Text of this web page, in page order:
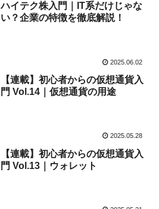
ハイテク株入門｜IT系だけじゃな
い？企業の特徴を徹底解説！
2025.06.02
【連載】初心者からの仮想通貨入
門 Vol.14｜仮想通貨の用途
2025.05.28
【連載】初心者からの仮想通貨入
門 Vol.13｜ウォレット